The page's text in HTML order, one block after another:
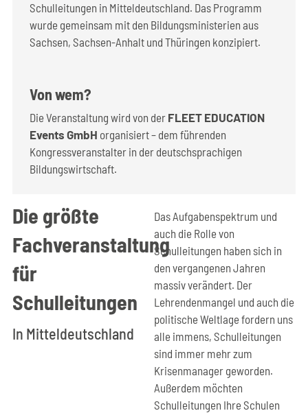
Schulleitungen in Mitteldeutschland. Das Programm
wurde gemeinsam mit den Bildungsministerien aus
Sachsen, Sachsen-Anhalt und Thüringen konzipiert.
Von wem?
Die Veranstaltung wird von der FLEET EDUCATION
Events GmbH organisiert – dem führenden
Kongressveranstalter in der deutschsprachigen
Bildungswirtschaft.
Die größte
Fachveranstaltung
für
Schulleitungen
In Mitteldeutschland
Das Aufgabenspektrum und
auch die Rolle von
Schulleitungen haben sich in
den vergangenen Jahren
massiv verändert. Der
Lehrendenmangel und auch die
politische Weltlage fordern uns
alle immens, Schulleitungen
sind immer mehr zum
Krisenmanager geworden.
Außerdem möchten
Schulleitungen Ihre Schulen